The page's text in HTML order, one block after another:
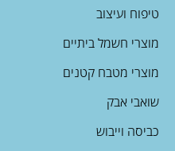
טיפוח ועיצוב
מוצרי חשמל ביתיים
מוצרי מטבח קטנים
שואבי אבק
כביסה וייבוש